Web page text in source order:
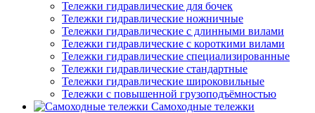
Тележки гидравлические для бочек
Тележки гидравлические ножничные
Тележки гидравлические с длинными вилами
Тележки гидравлические с короткими вилами
Тележки гидравлические специализированные
Тележки гидравлические стандартные
Тележки гидравлические широковильные
Тележки с повышенной грузоподъёмностью
Самоходные тележки